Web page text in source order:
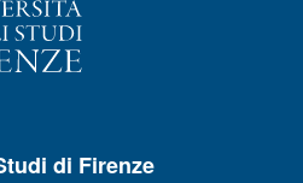
di Firenze